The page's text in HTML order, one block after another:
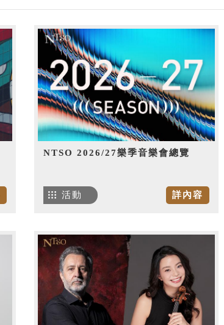
NTSO 2026/27樂季音樂會總覽
詳內容
活動